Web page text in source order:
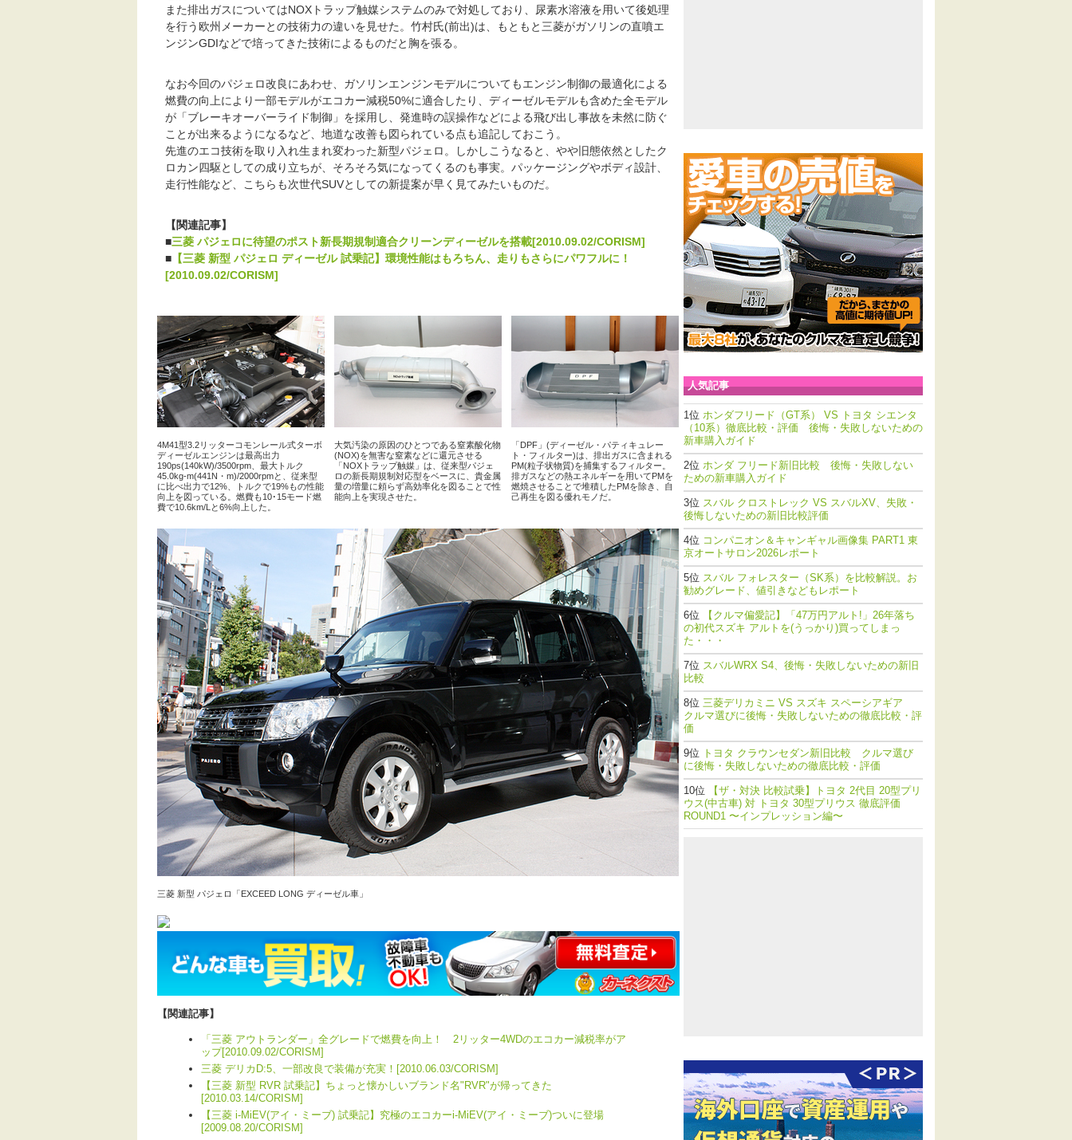
また排出ガスについてはNOXトラップ触媒システムのみで対処しており、尿素水溶液を用いて後処理
を行う欧州メーカーとの技術力の違いを見せた。竹村氏(前出)は、もともと三菱がガソリンの直噴エ
ンジンGDIなどで培ってきた技術によるものだと胸を張る。
なお今回のパジェロ改良にあわせ、ガソリンエンジンモデルについてもエンジン制御の最適化による
燃費の向上により一部モデルがエコカー減税50%に適合したり、ディーゼルモデルも含めた全モデル
が「ブレーキオーバーライド制御」を採用し、発進時の誤操作などによる飛び出し事故を未然に防ぐ
ことが出来るようになるなど、地道な改善も図られている点も追記しておこう。
先進のエコ技術を取り入れ生まれ変わった新型パジェロ。しかしこうなると、やや旧態依然としたク
ロカン四駆としての成り立ちが、そろそろ気になってくるのも事実。パッケージングやボディ設計、
走行性能など、こちらも次世代SUVとしての新提案が早く見てみたいものだ。
【関連記事】
■三菱 パジェロに待望のポスト新長期規制適合クリーンディーゼルを搭載[2010.09.02/CORISM]
■ 【三菱 新型 パジェロ ディーゼル 試乗記】環境性能はもろちん、走りもさらにパワフルに！
[2010.09.02/CORISM]
4M41型3.2リッターコモンレール式ターボ
ディーゼルエンジンは最高出力
190ps(140kW)/3500rpm、最大トルク
45.0kg-m(441N・m)/2000rpmと、従来型
に比べ出力で12%、トルクで19%もの性能
向上を図っている。燃費も10･15モード燃
費で10.6km/Lと6%向上した。
大気汚染の原因のひとつである窒素酸化物
(NOX)を無害な窒素などに還元させる
「NOXトラップ触媒」は、従来型パジェ
ロの新長期規制対応型をベースに、貴金属
量の増量に頼らず高効率化を図ることで性
能向上を実現させた。
「DPF」(ディーゼル・パティキュレー
ト・フィルター)は、排出ガスに含まれる
PM(粒子状物質)を捕集するフィルター。
排ガスなどの熱エネルギーを用いてPMを
燃焼させることで堆積したPMを除き、自
己再生を図る優れモノだ。
三菱 新型 パジェロ「EXCEED LONG ディーゼル車」
【関連記事】
「三菱 アウトランダー」全グレードで燃費を向上！ 2リッター4WDのエコカー減税率がア
ップ[2010.09.02/CORISM]
三菱 デリカD:5、一部改良で装備が充実！[2010.06.03/CORISM]
【三菱 新型 RVR 試乗記】ちょっと懐かしいブランド名"RVR"が帰ってきた
[2010.03.14/CORISM]
【三菱 i-MiEV(アイ・ミーブ) 試乗記】究極のエコカーi-MiEV(アイ・ミーブ)ついに登場
[2009.08.20/CORISM]
人気記事
ホンダフリード（GT系） VS トヨタ シエンタ
（10系）徹底比較・評価 後悔・失敗しないための
新車購入ガイド
ホンダ フリード新旧比較 後悔・失敗しない
ための新車購入ガイド
スバル クロストレック VS スバルXV、失敗・
後悔しないための新旧比較評価
コンパニオン＆キャンギャル画像集 PART1 東
京オートサロン2026レポート
スバル フォレスター（SK系）を比較解説。お
勧めグレード、値引きなどもレポート
【クルマ偏愛記】「47万円アルト!」26年落ち
の初代スズキ アルトを(うっかり)買ってしまっ
た・・・
スバルWRX S4、後悔・失敗しないための新旧
比較
三菱デリカミニ VS スズキ スペーシアギア
クルマ選びに後悔・失敗しないための徹底比較・評
価
トヨタ クラウンセダン新旧比較 クルマ選び
に後悔・失敗しないための徹底比較・評価
【ザ・対決 比較試乗】トヨタ 2代目 20型プリ
ウス(中古車) 対 トヨタ 30型プリウス 徹底評価
ROUND1 〜インプレッション編〜